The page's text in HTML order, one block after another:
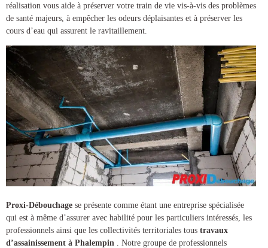
réalisation vous aide à préserver votre train de vie vis-à-vis des problèmes
de santé majeurs, à empêcher les odeurs déplaisantes et à préserver les
cours d’eau qui assurent le ravitaillement.
Proxi-Débouchage se présente comme étant une entreprise spécialisée
qui est à même d’assurer avec habilité pour les particuliers intéressés, les
professionnels ainsi que les collectivités territoriales tous travaux
d’assainissement à Phalempin
. Notre groupe de professionnels